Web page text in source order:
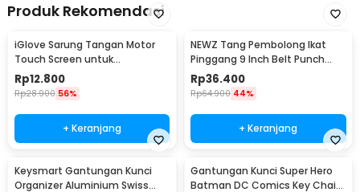
Produk Rekomendasi
iGlove Sarung Tangan Motor
Touch Screen untuk
Smartphone dan Tablet - XT08
Rp12.800
Rp28.900 56%
+ Keranjang
NEWZ Tang Pembolong Ikat
Pinggang 9 Inch Belt Punch
Plier - CA-40
Rp36.400
Rp64.900 44%
+ Keranjang
Keysmart Gantungan Kunci
Organizer Aluminium Swiss
Gantungan Kunci Super Hero
Batman DC Comics Key Chain